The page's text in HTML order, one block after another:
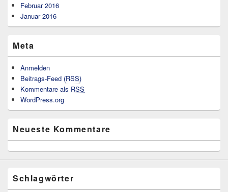
Februar 2016
Januar 2016
Meta
Anmelden
Beitrags-Feed (RSS)
Kommentare als RSS
WordPress.org
Neueste Kommentare
Schlagwörter